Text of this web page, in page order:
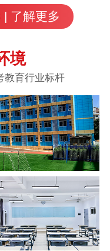
了解更多
境
教育行业标杆